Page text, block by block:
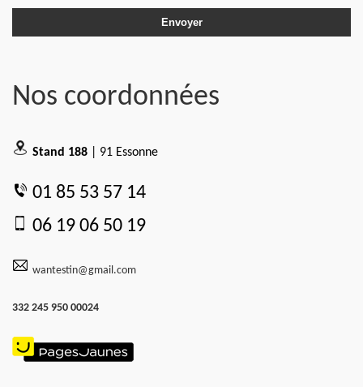
Nos coordonnées
Stand 188 | 91 Essonne
01 85 53 57 14
06 19 06 50 19
wantestin@gmail.com
332 245 950 00024